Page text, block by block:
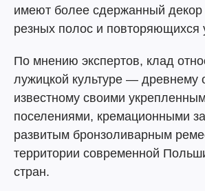
имеют более сдержанный декор
резных полос и повторяющихся
По мнению экспертов, клад
лужицкой культуре — древнему
известному своими
поселениями, кремационными
развитым бронзоливарным
территории современной
стран.